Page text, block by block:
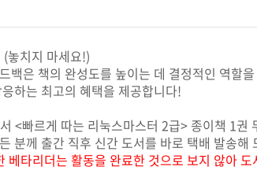
놓치지 마세요!)
백은 책의 완성도를 높이는 데 결정적인 역할
하는 최고의 혜택을 제공합니다!
<빠르게 따는 리눅스마스터 2급> 종이책 1권
분께 출간 직후 신간 도서를 바로 택배 발송해
타리더는 활동을 완료한 것으로 보지 않아